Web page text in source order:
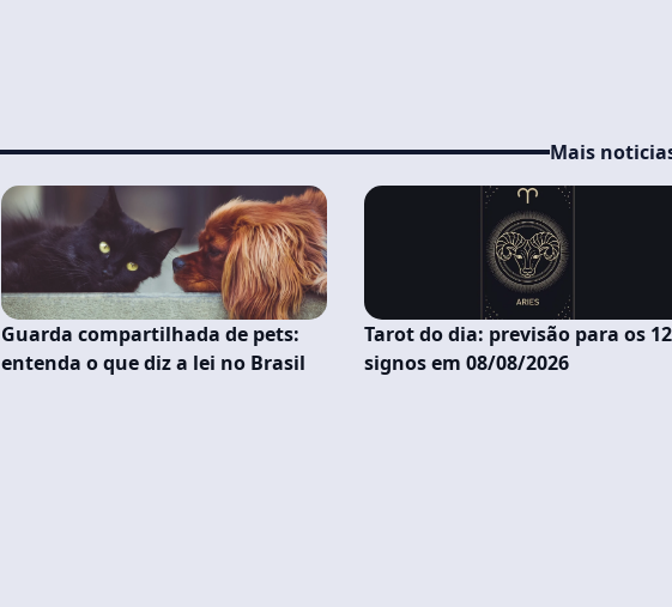
Mais
Guarda compartilhada de pets:
entenda o que diz a lei no Brasil
Tarot do dia: previsão para os 12
signos em 08/08/2026